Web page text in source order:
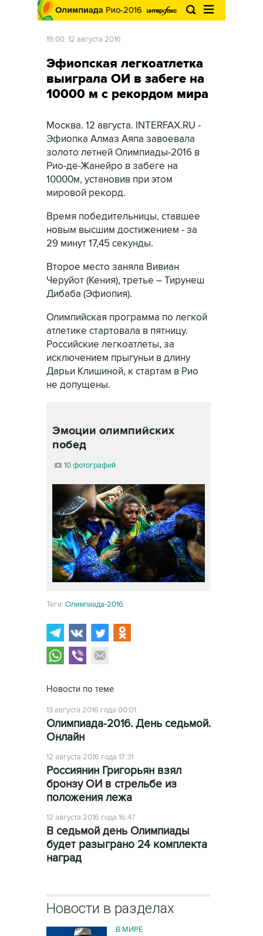
19:00, 12 августа 2016
Эфиопская легкоатлетка
выиграла ОИ в забеге на
10000 м с рекордом мира
Москва. 12 августа. INTERFAX.RU -
Эфиопка Алмаз Аяпа завоевала
золото летней Олимпиады-2016 в
Рио-де-Жанейро в забеге на
10000м, установив при этом
мировой рекорд.
Время победительницы, ставшее
новым высшим достижением - за
29 минут 17,45 секунды.
Второе место заняла Вивиан
Черуйот (Кения), третье – Тирунеш
Дибаба (Эфиопия).
Олимпийская программа по легкой
атлетике стартовала в пятницу.
Российские легкоатлеты, за
исключением прыгуньи в длину
Дарьи Клишиной, к стартам в Рио
не допущены.
Эмоции олимпийских
побед
10 фотографий
Теги: Олимпиада-2016
Новости по теме
13 августа 2016 года 00:01
Олимпиада-2016. День седьмой.
Онлайн
12 августа 2016 года 17:31
Россиянин Григорьян взял
бронзу ОИ в стрельбе из
положения лежа
12 августа 2016 года 16:47
В седьмой день Олимпиады
будет разыграно 24 комплекта
наград
Новости в разделах
В МИРЕ